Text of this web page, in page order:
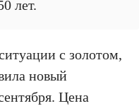
лет.
с золотом,
новый
Цена